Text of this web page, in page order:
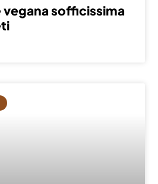
vegana sofficissima